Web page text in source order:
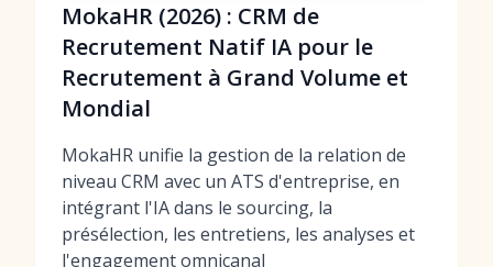
MokaHR (2026) : CRM de
Recrutement Natif IA pour le
Recrutement à Grand Volume et
Mondial
MokaHR unifie la gestion de la relation de
niveau CRM avec un ATS d'entreprise, en
intégrant l'IA dans le sourcing, la
présélection, les entretiens, les analyses et
l'engagement omnicanal